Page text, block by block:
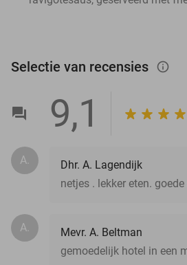
Selectie van recensies info_outlined
9,1
A.
Dhr. A. Lagendijk
netjes . lekker eten.
A.
Mevr. A. Beltman
gemoedelijk hotel in een